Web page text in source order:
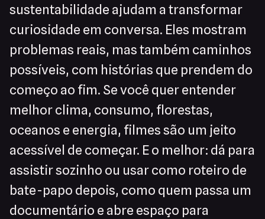
sustentabilidade ajudam a transformar
curiosidade em conversa. Eles mostram
problemas reais, mas também caminhos
possíveis, com histórias que prendem do
começo ao fim. Se você quer entender
melhor clima, consumo, florestas,
oceanos e energia, filmes são um jeito
acessível de começar. E o melhor: dá para
assistir sozinho ou usar como roteiro de
bate-papo depois, como quem passa um
documentário e abre espaço para